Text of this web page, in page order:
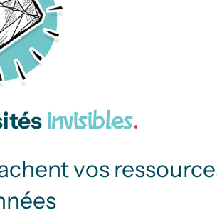
invisibles.
vos